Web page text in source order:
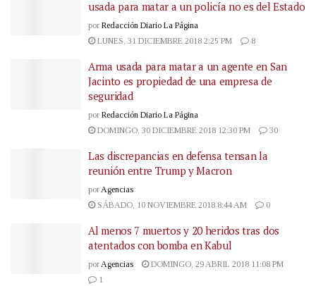
usada para matar a un policía no es del Estado
por Redacción Diario La Página
LUNES, 31 DICIEMBRE 2018 2:25 PM
8
Arma usada para matar a un agente en San
Jacinto es propiedad de una empresa de
seguridad
por Redacción Diario La Página
DOMINGO, 30 DICIEMBRE 2018 12:30 PM
30
Las discrepancias en defensa tensan la
reunión entre Trump y Macron
porAgencias
SÁBADO, 10 NOVIEMBRE 2018 8:44 AM
0
Al menos 7 muertos y 20 heridos tras dos
atentados con bomba en Kabul
porAgencias
DOMINGO, 29 ABRIL 2018 11:08 PM
1